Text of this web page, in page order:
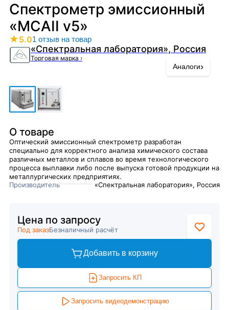
Спектрометр эмиссионный
«МСАII v5»
★5.01 отзыв на товар
«Спектральная лаборатория», Россия
Торговая марка ›
Аналоги›
О товаре
Оптический эмиссионный спектрометр разработан
специально для корректного анализа химического состава
различных металлов и сплавов во время технологического
процесса выплавки либо после выпуска готовой продукции на
металлургических предприятиях.
Производитель
«Спектральная лаборатория», Россия
Цена по запросу
Под заказБезналичный расчёт
Добавить в корзину
Запросить КП
Запросить видеодемонстрацию